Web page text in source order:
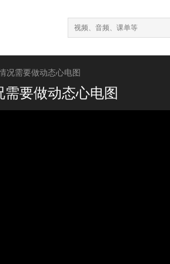
况需要做动态心电图
需要做动态心电图